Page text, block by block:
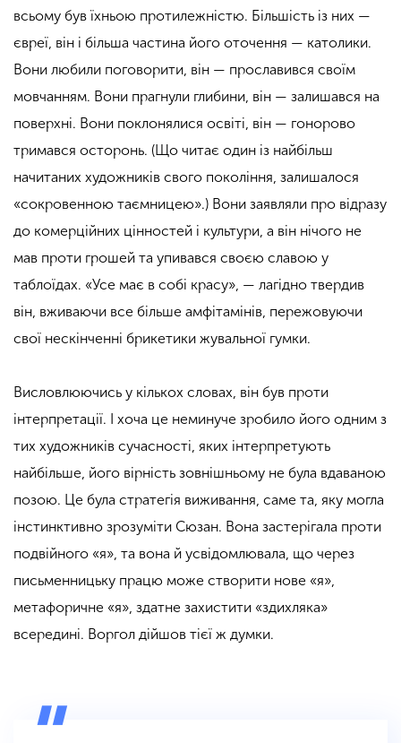
всьому був їхньою протилежністю. Більшість із них —
євреї, він і більша частина його оточення — католики.
Вони любили поговорити, він — прославився своїм
мовчанням. Вони прагнули глибини, він — залишався на
поверхні. Вони поклонялися освіті, він — гонорово
тримався осторонь. (Що читає один із найбільш
начитаних художників свого покоління, залишалося
«сокровенною таємницею».) Вони заявляли про відразу
до комерційних цінностей і культури, а він нічого не
мав проти грошей та упивався своєю славою у
таблоїдах. «Усе має в собі красу», — лагідно твердив
він, вживаючи все більше амфітамінів, пережовуючи
свої нескінченні брикетики жувальної гумки.
Висловлюючись у кількох словах, він був проти
інтерпретації. І хоча це неминуче зробило його одним з
тих художників сучасності, яких інтерпретують
найбільше, його вірність зовнішньому не була вдаваною
позою. Це була стратегія виживання, саме та, яку могла
інстинктивно зрозуміти Сюзан. Вона застерігала проти
подвійного «я», та вона й усвідомлювала, що через
письменницьку працю може створити нове «я»,
метафоричне «я», здатне захистити «здихляка»
всередині. Воргол дійшов тієї ж думки.